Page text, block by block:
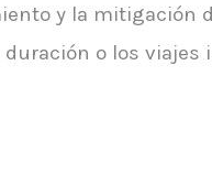
y la mitigación
o los viajes